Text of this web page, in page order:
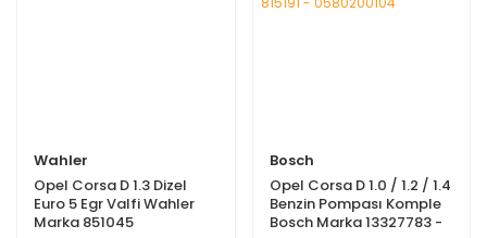
Wahler
Opel Corsa D 1.3 Dizel
Euro 5 Egr Valfi Wahler
Marka 851045
Bosch
Opel Corsa D 1.0 / 1.2 / 1.4
Benzin Pompası Komple
Bosch Marka 13327783 -